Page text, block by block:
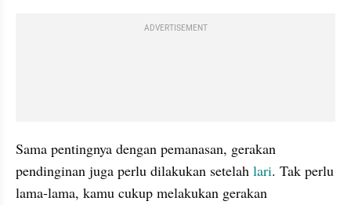
ADVERTISEMENT
Sama pentingnya dengan pemanasan, gerakan
pendinginan juga perlu dilakukan setelah lari. Tak perlu
lama-lama, kamu cukup melakukan gerakan